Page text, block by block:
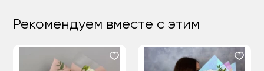
Рекомендуем вместе с этим